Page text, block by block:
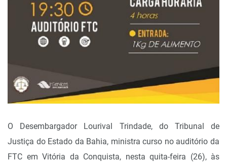
O Desembargador Lourival Trindade, do Tribunal de
Justiça do Estado da Bahia, ministra curso no auditório da
FTC em Vitória da Conquista, nesta quita-feira (26), às